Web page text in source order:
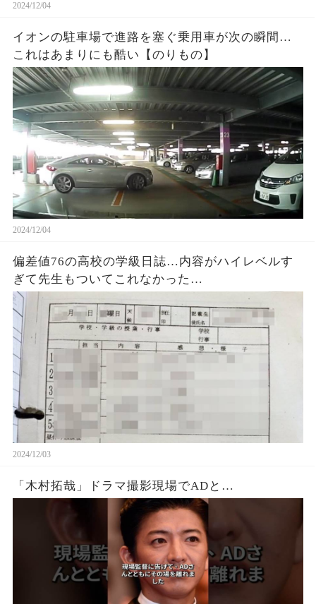
2024/12/04
イオンの駐車場で進路を塞ぐ乗用車が次の瞬間…
これはあまりにも酷い【のりもの】
2024/12/04
偏差値76の高校の学級日誌…内容がハイレベルす
ぎて先生もついてこれなかった…
2024/12/03
「木村拓哉」ドラマ撮影現場でADと…